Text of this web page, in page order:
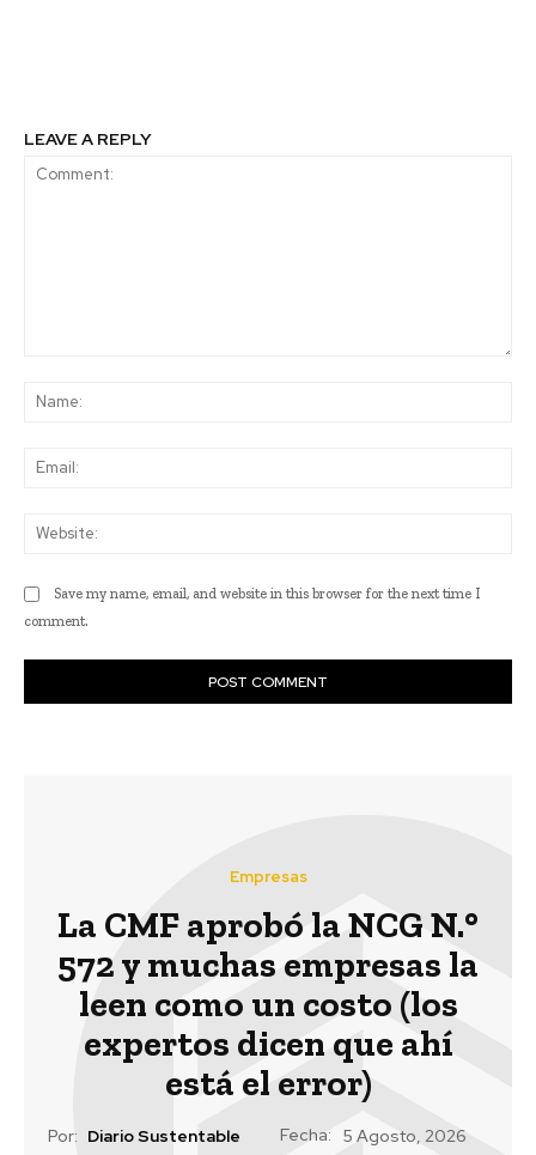
LEAVE A REPLY
Save my name, email, and website in this browser for the next time I
comment.